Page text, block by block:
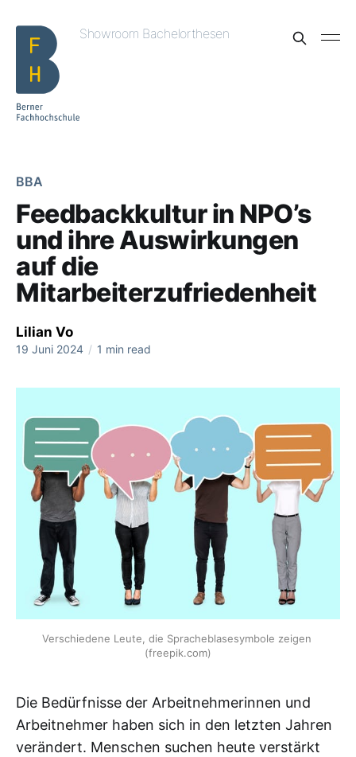
Showroom Bachelorthesen
BBA
Feedbackkultur in NPO’s
und ihre Auswirkungen
auf die
Mitarbeiterzufriedenheit
Lilian Vo
19 Juni 2024 / 1 min read
Verschiedene Leute, die Spracheblasesymbole zeigen
(freepik.com)
Die Bedürfnisse der Arbeitnehmerinnen und
Arbeitnehmer haben sich in den letzten Jahren
verändert. Menschen suchen heute verstärkt